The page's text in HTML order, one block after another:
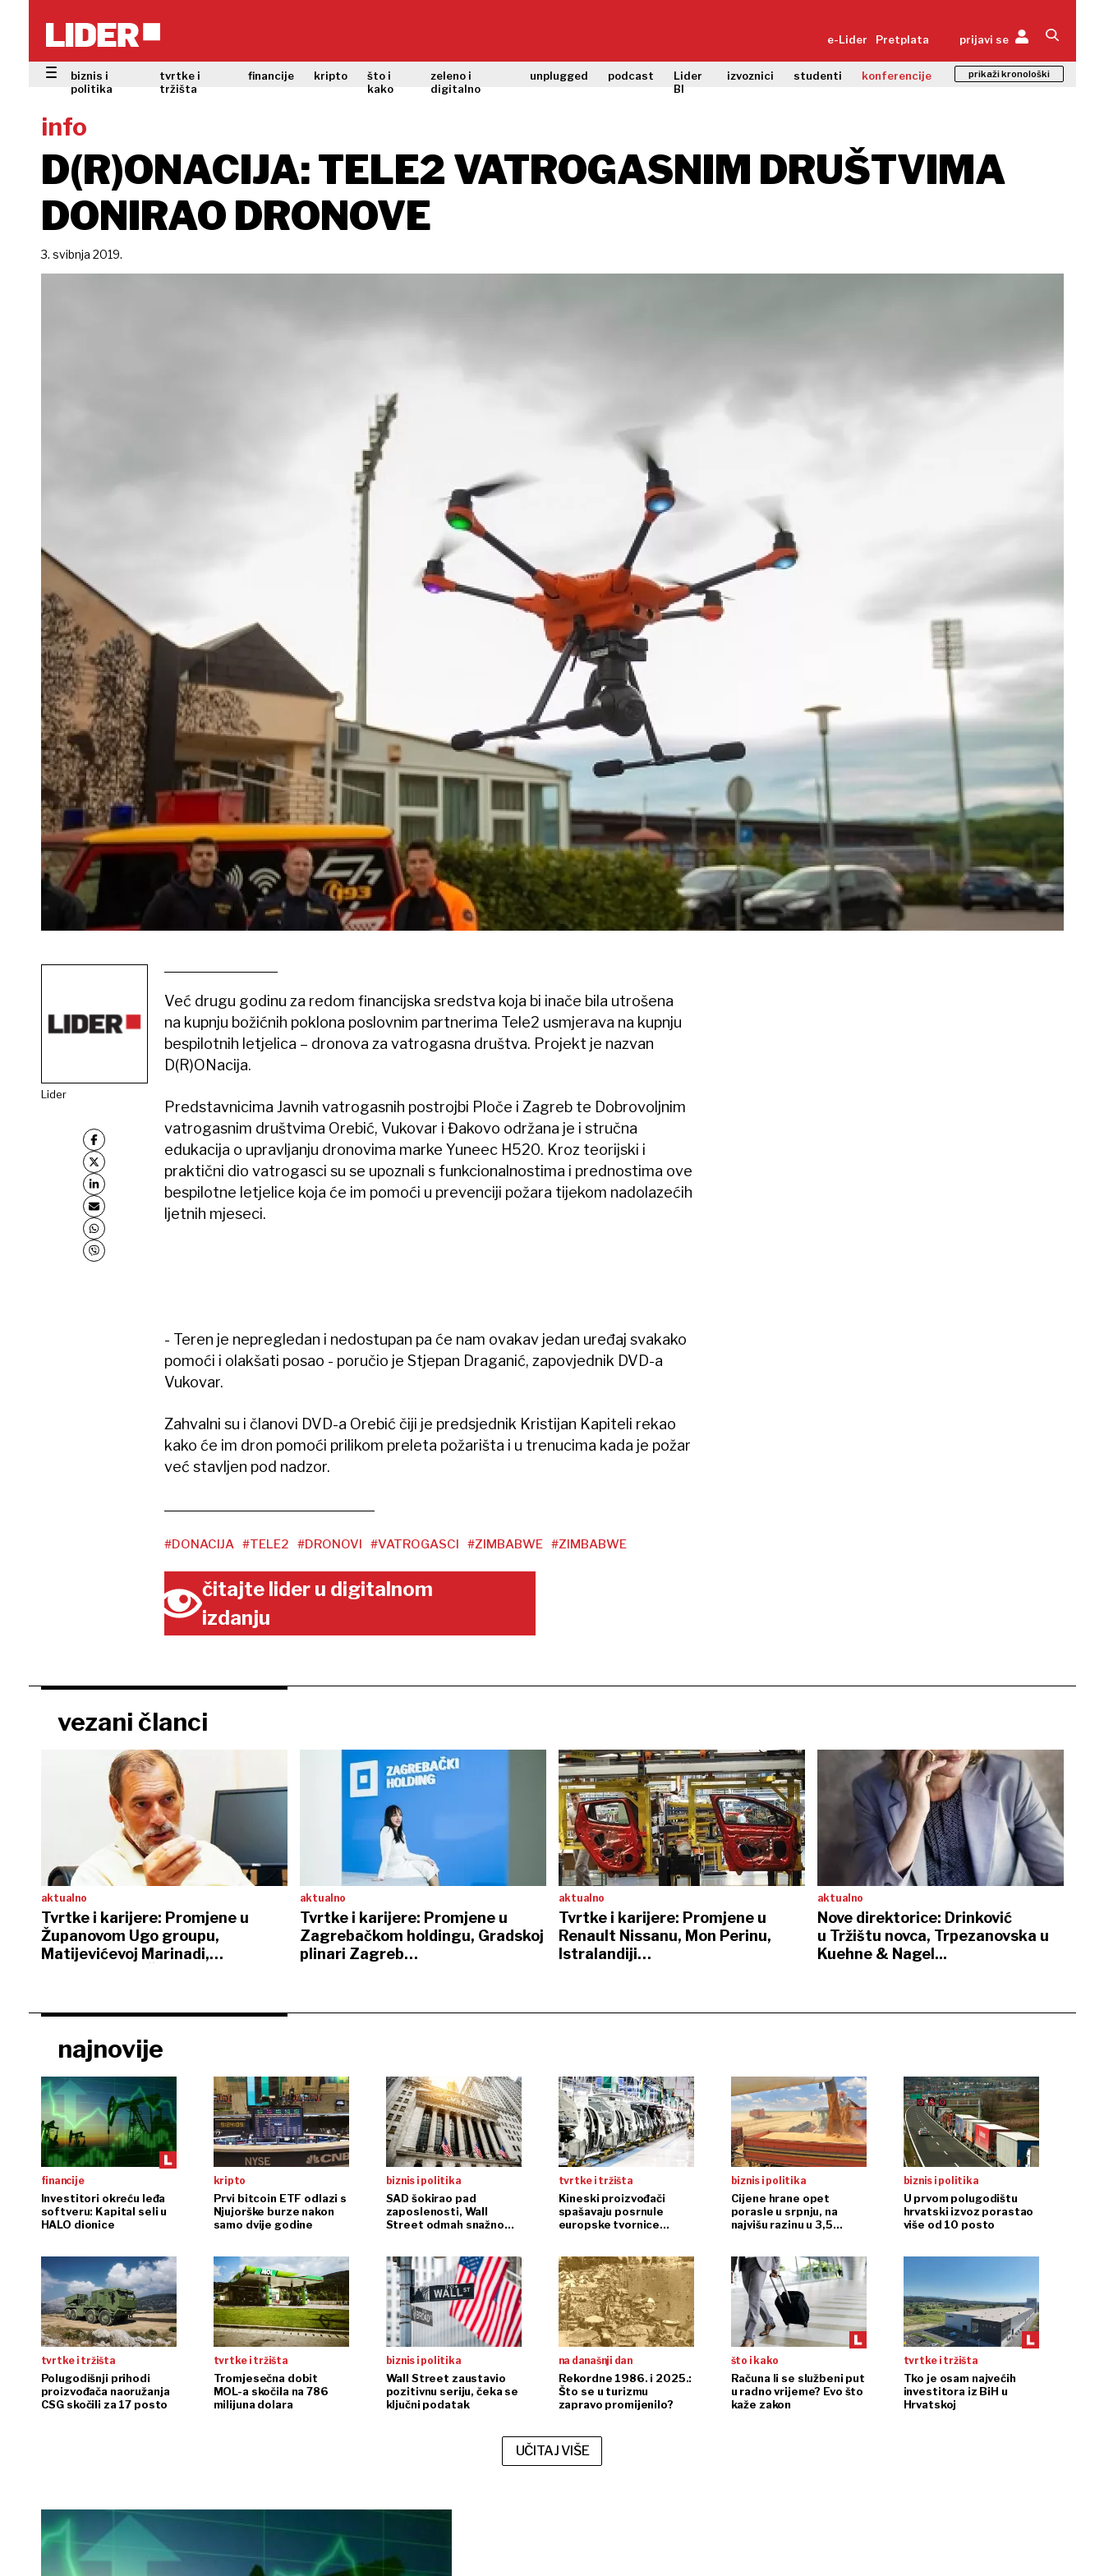
e-Lider Pretplata prijavi se
biznis i
politika
tvrtke i
tržišta
financije kripto
što i
kako
zeleno i
digitalno
unplugged podcast
Lider
BI
izvoznici studenti konferencije prikaži kronološki
info
D(R)ONACIJA: TELE2 VATROGASNIM DRUŠTVIMA
DONIRAO DRONOVE
3. svibnja 2019.
Lider
Već drugu godinu za redom financijska sredstva koja bi inače bila utrošena
na kupnju božićnih poklona poslovnim partnerima Tele2 usmjerava na kupnju
bespilotnih letjelica – dronova za vatrogasna društva. Projekt je nazvan
D(R)ONacija.
Predstavnicima Javnih vatrogasnih postrojbi Ploče i Zagreb te Dobrovoljnim
vatrogasnim društvima Orebić, Vukovar i Đakovo održana je i stručna
edukacija o upravljanju dronovima marke Yuneec H520. Kroz teorijski i
praktični dio vatrogasci su se upoznali s funkcionalnostima i prednostima ove
bespilotne letjelice koja će im pomoći u prevenciji požara tijekom nadolazećih
ljetnih mjeseci.
- Teren je nepregledan i nedostupan pa će nam ovakav jedan uređaj svakako
pomoći i olakšati posao - poručio je Stjepan Draganić, zapovjednik DVD-a
Vukovar.
Zahvalni su i članovi DVD-a Orebić čiji je predsjednik Kristijan Kapiteli rekao
kako će im dron pomoći prilikom preleta požarišta i u trenucima kada je požar
već stavljen pod nadzor.
#DONACIJA #TELE2 #DRONOVI #VATROGASCI #ZIMBABWE #ZIMBABWE
čitajte lider u digitalnom
izdanju
vezani članci
aktualno
Tvrtke i karijere: Promjene u
Županovom Ugo groupu,
Matijevićevoj Marinadi,
aktualno
Tvrtke i karijere: Promjene u
Zagrebačkom holdingu, Gradskoj
plinari Zagreb…
aktualno
Tvrtke i karijere: Promjene u
Renault Nissanu, Mon Perinu,
Istralandiji…
aktualno
Nove direktorice: Drinković
u Tržištu novca, Trpezanovska u
Kuehne & Nagel...
najnovije
financije
Investitori okreću leđa
softveru: Kapital seli u
HALO dionice
kripto
Prvi bitcoin ETF odlazi s
Njujorške burze nakon
samo dvije godine
biznis i politika
SAD šokirao pad
zaposlenosti, Wall
Street odmah snažno
tvrtke i tržišta
Kineski proizvođači
spašavaju posrnule
europske tvornice
biznis i politika
Cijene hrane opet
porasle u srpnju, na
najvišu razinu u 3,5
biznis i politika
U prvom polugodištu
hrvatski izvoz porastao
više od 10 posto
tvrtke i tržišta
Polugodišnji prihodi
proizvođača naoružanja
CSG skočili za 17 posto
tvrtke i tržišta
Tromjesečna dobit
MOL-a skočila na 786
milijuna dolara
biznis i politika
Wall Street zaustavio
pozitivnu seriju, čeka se
ključni podatak
na današnji dan
Rekordne 1986. i 2025.:
Što se u turizmu
zapravo promijenilo?
što i kako
Računa li se službeni put
u radno vrijeme? Evo što
kaže zakon
tvrtke i tržišta
Tko je osam najvećih
investitora iz BiH u
Hrvatskoj
UČITAJ VIŠE